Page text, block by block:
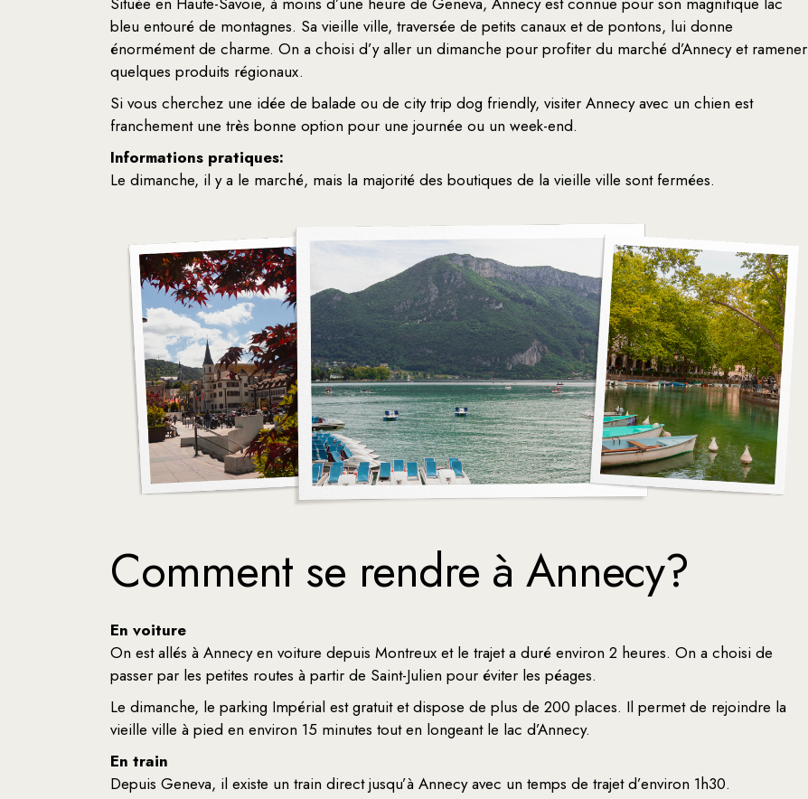
bleu entouré de montagnes. Sa vieille ville, traversée de petits canaux et de pontons, lui donne
énormément de charme. On a choisi d’y aller un dimanche pour profiter du marché d’Annecy et ramener
quelques produits régionaux.
Si vous cherchez une idée de balade ou de city trip dog friendly, visiter Annecy avec un chien est
franchement une très bonne option pour une journée ou un week-end.
Informations pratiques:
Le dimanche, il y a le marché, mais la majorité des boutiques de la vieille ville sont fermées.
Comment se rendre à Annecy?
En voiture
On est allés à Annecy en voiture depuis Montreux et le trajet a duré environ 2 heures. On a choisi de
passer par les petites routes à partir de Saint-Julien pour éviter les péages.
Le dimanche, le parking Impérial est gratuit et dispose de plus de 200 places. Il permet de rejoindre la
vieille ville à pied en environ 15 minutes tout en longeant le lac d’Annecy.
En train
Depuis Geneva, il existe un train direct jusqu’à Annecy avec un temps de trajet d’environ 1h30.